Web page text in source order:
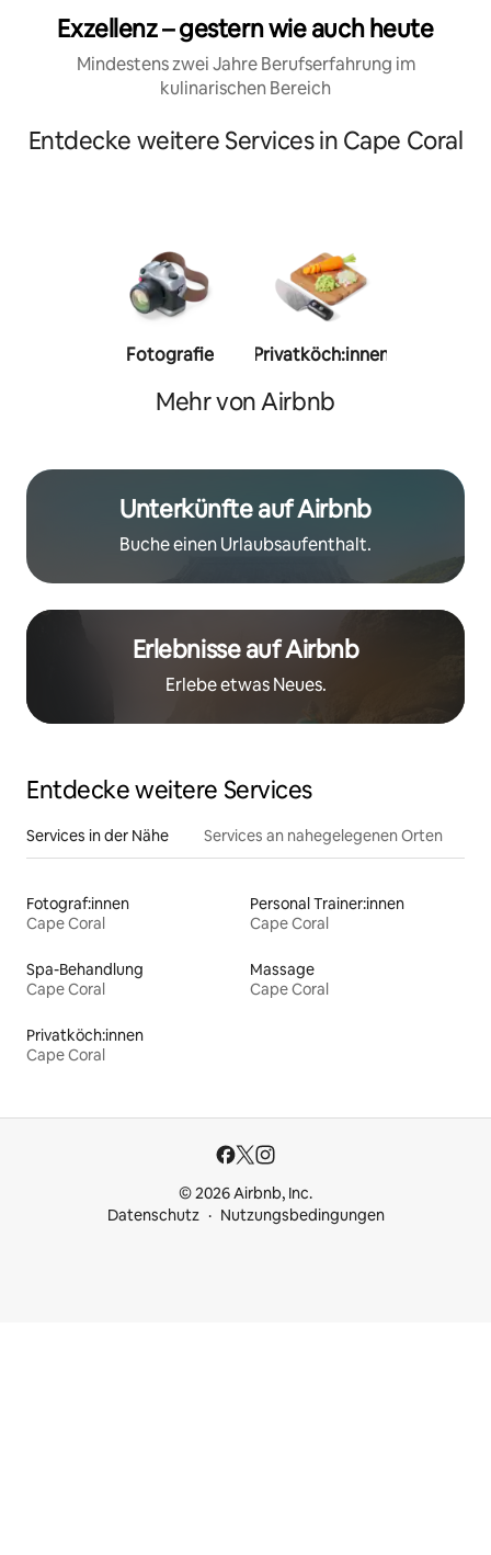
Exzellenz – gestern wie auch heute
Mindestens zwei Jahre Berufserfahrung im
kulinarischen Bereich
Entdecke weitere Services in Cape Coral
Fotografie Privatköch:innen
Mehr von Airbnb
Unterkünfte auf Airbnb
Buche einen Urlaubsaufenthalt.
Erlebnisse auf Airbnb
Erlebe etwas Neues.
Entdecke weitere Services
Services in der Nähe Services an nahegelegenen Orten
Fotograf:innen
Cape Coral
Personal Trainer:innen
Cape Coral
Spa-Behandlung
Cape Coral
Massage
Cape Coral
Privatköch:innen
Cape Coral
© 2026 Airbnb, Inc.
Datenschutz
Nutzungsbedingungen